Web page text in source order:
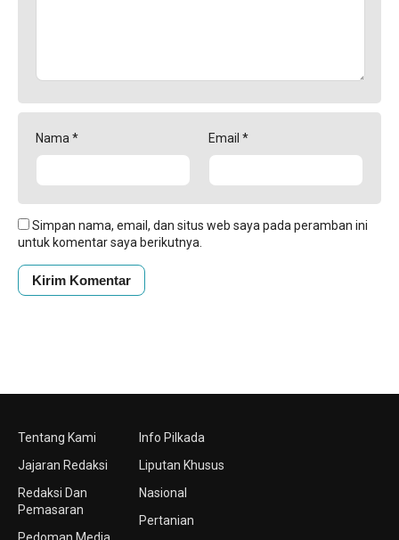
Nama * Email *
Simpan nama, email, dan situs web saya pada peramban ini
untuk komentar saya berikutnya.
Tentang Kami
Jajaran Redaksi
Redaksi Dan
Pemasaran
Info Pilkada
Liputan Khusus
Nasional
Pertanian